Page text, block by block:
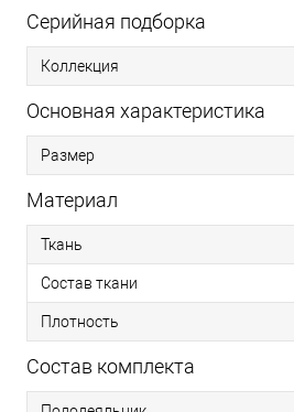
Серийная подборка
Коллекция
Основная характеристика
Размер
Материал
Ткань
Состав ткани
Плотность
Состав комплекта